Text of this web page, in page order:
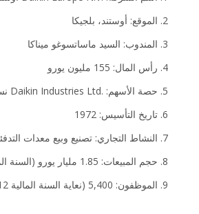
الموقع: أوستند، بلجيكا
المندوب: السيد ماساتسوغو ميناكا
رأس المال: 155 مليون يورو
حصة الأسهم: Daikin Industries Ltd.‎ نسبة 100% عام 1972
تاريخ التأسيس: 1972
النشاط التجاري: تصنيع وبيع معدات التدفئة
حجم المبيعات: 1.85 مليار يورو (السنة المالية 2012)
الموظفون: 5,400 (نعاية السنة المالية 2012)